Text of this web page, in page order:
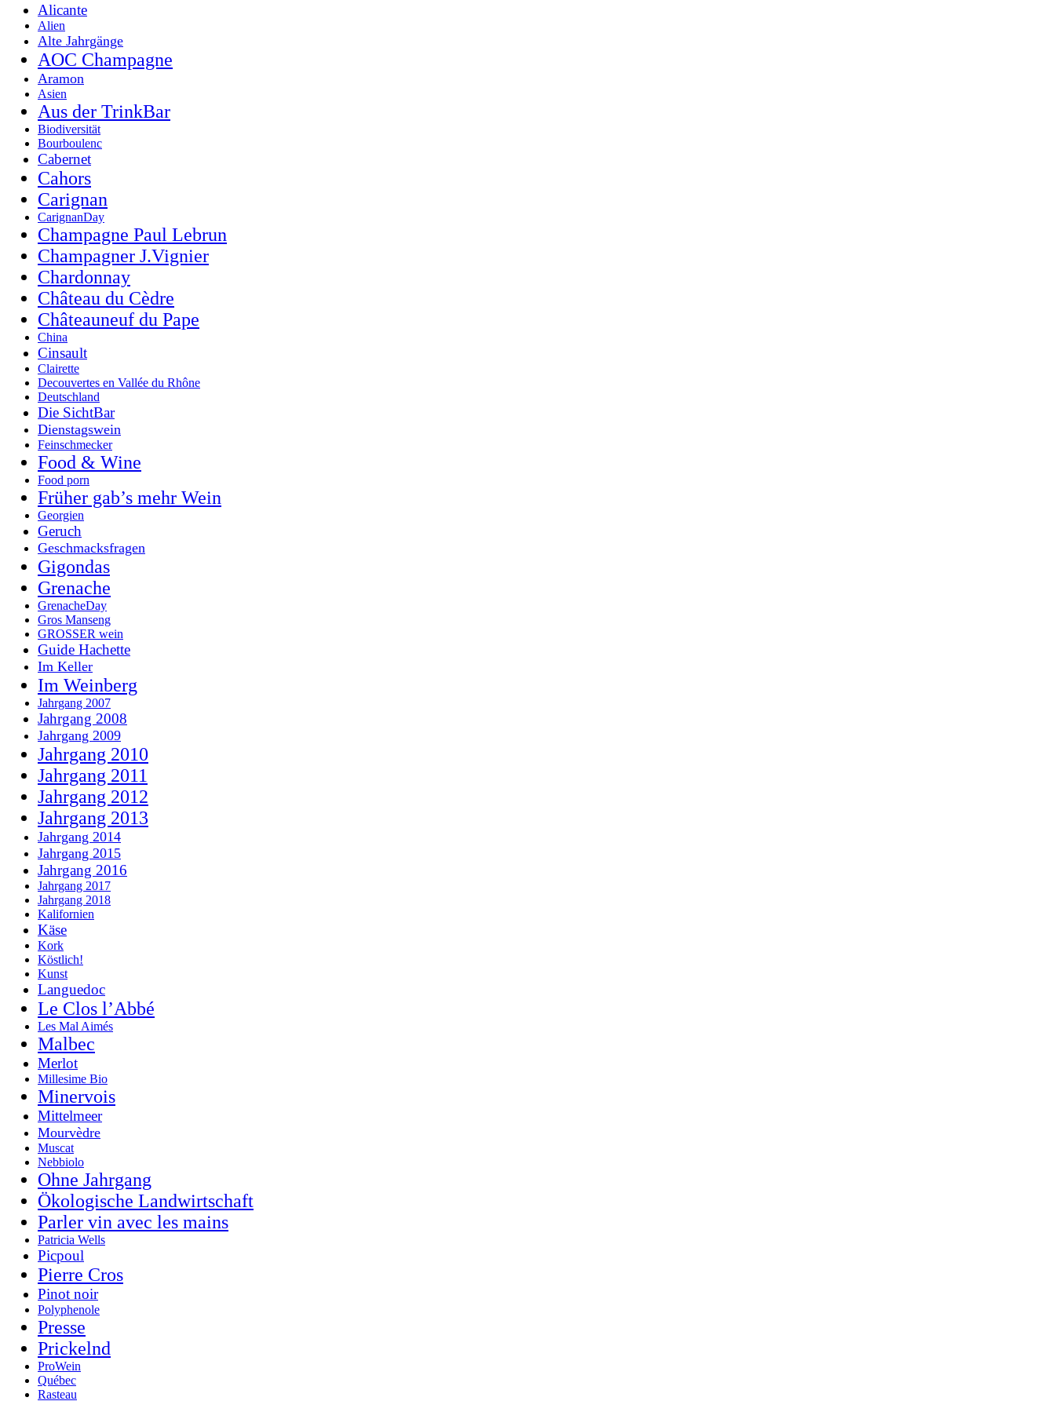
Alicante
Alien
Alte Jahrgänge
AOC Champagne
Aramon
Asien
Aus der TrinkBar
Biodiversität
Bourboulenc
Cabernet
Cahors
Carignan
CarignanDay
Champagne Paul Lebrun
Champagner J.Vignier
Chardonnay
Château du Cèdre
Châteauneuf du Pape
China
Cinsault
Clairette
Decouvertes en Vallée du Rhône
Deutschland
Die SichtBar
Dienstagswein
Feinschmecker
Food & Wine
Food porn
Früher gab’s mehr Wein
Georgien
Geruch
Geschmacksfragen
Gigondas
Grenache
GrenacheDay
Gros Manseng
GROSSER wein
Guide Hachette
Im Keller
Im Weinberg
Jahrgang 2007
Jahrgang 2008
Jahrgang 2009
Jahrgang 2010
Jahrgang 2011
Jahrgang 2012
Jahrgang 2013
Jahrgang 2014
Jahrgang 2015
Jahrgang 2016
Jahrgang 2017
Jahrgang 2018
Kalifornien
Käse
Kork
Köstlich!
Kunst
Languedoc
Le Clos l’Abbé
Les Mal Aimés
Malbec
Merlot
Millesime Bio
Minervois
Mittelmeer
Mourvèdre
Muscat
Nebbiolo
Ohne Jahrgang
Ökologische Landwirtschaft
Parler vin avec les mains
Patricia Wells
Picpoul
Pierre Cros
Pinot noir
Polyphenole
Presse
Prickelnd
ProWein
Québec
Rasteau